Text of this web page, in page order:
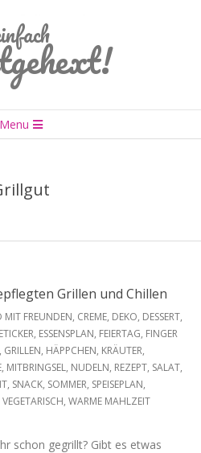
Menu
Grillen und Chillen
MIT FREUNDEN, CREME, DEKO, DESSERT,
, ESSENSPLAN, FEIERTAG, FINGER
, GRILLEN, HÄPPCHEN, KRÄUTER,
, MITBRINGSEL, NUDELN, REZEPT, SALAT,
, SNACK, SOMMER, SPEISEPLAN,
VEGETARISCH, WARME MAHLZEIT
schon gegrillt? Gibt es etwas